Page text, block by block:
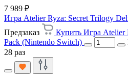
7 989 ₽
Игра Atelier Ryza: Secret Trilogy
Предзаказ
Купить Игра Atelier
Pack (Nintendo Switch)
28 раз